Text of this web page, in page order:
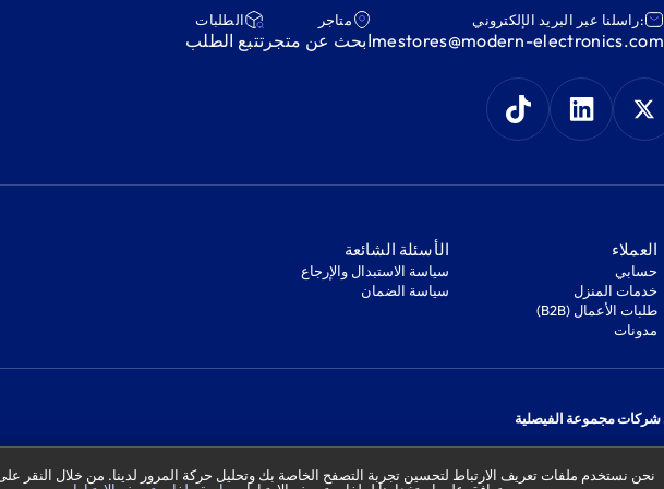
:راسلنا عبر البريد الإلكتروني
mestores@modern-electronics.com
متاجر
ابحث عن متجر
‫الطلبات‬
‫تتبع الطلب‬
‫العملاء‬
‫حسابي‬
‫خدمات المنزل‬
‫طلبات الأعمال (B2B)‬
مدونات
‫الأسئلة الشائعة‬
‫سياسة الاستبدال والإرجاع‬
‫سياسة الضمان‬
نحن نستخدم ملفات تعريف الارتباط لتحسين تجربة التصفح الخاصة بك وتحليل حركة المرور لدينا. من خلال النقر